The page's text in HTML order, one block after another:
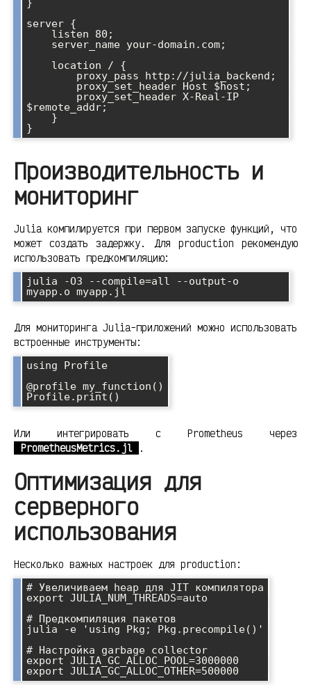
}
server {
$remote_addr;
Производительность и
мониторинг
Julia компилируется при первом запуске функций, что
может создать задержку. Для production рекомендую
использовать предкомпиляцию:
julia -O3 --compile=all --output-o
Для мониторинга Julia-приложений можно использовать
встроенные инструменты:
using Profile
@profile my_function()
Или интегрировать с Prometheus через
PrometheusMetrics.jl
.
Оптимизация для
серверного
использования
Несколько важных настроек для production:
# Увеличиваем heap для JIT компилятора
export JULIA_NUM_THREADS=auto
# Предкомпиляция пакетов
julia -e 'using Pkg; Pkg.precompile()'
# Настройка garbage collector
export JULIA_GC_ALLOC_POOL=3000000